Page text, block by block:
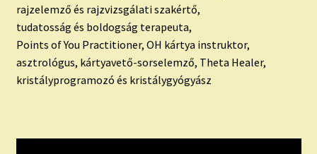
rajzelemző és rajzvizsgálati szakértő,
tudatosság és boldogság terapeuta,
Points of You Practitioner, OH kártya instruktor,
asztrológus, kártyavető-sorselemző, Theta Healer,
kristályprogramozó és kristálygyógyász